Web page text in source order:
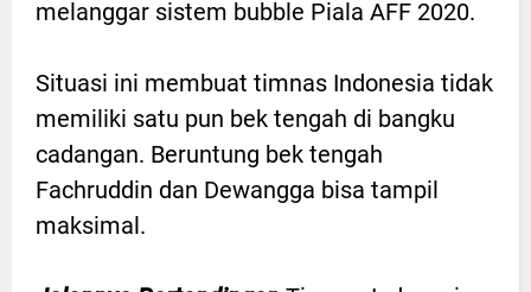
melanggar sistem bubble Piala AFF 2020.
Situasi ini membuat timnas Indonesia tidak
memiliki satu pun bek tengah di bangku
cadangan. Beruntung bek tengah
Fachruddin dan Dewangga bisa tampil
maksimal.